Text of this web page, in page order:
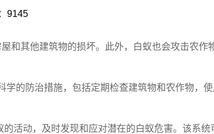
9145
和其他建筑物的损坏。此外，白蚁也会攻击农作
的防治措施，包括定期检查建筑物和农作物，
活动，及时发现和应对潜在的白蚁危害。该系统